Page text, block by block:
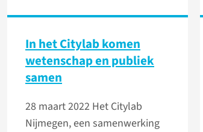
In het Citylab komen
wetenschap en publiek
samen
28 maart 2022 Het Citylab
Nijmegen, een samenwerking